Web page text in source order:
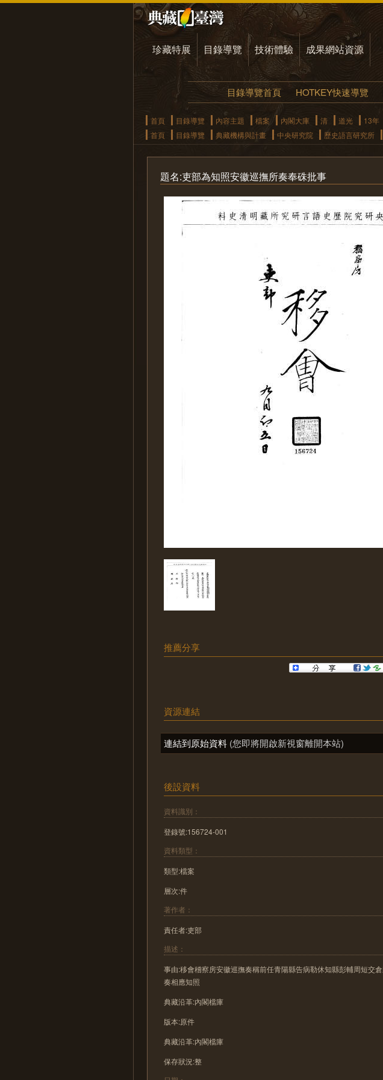
珍藏特展 目錄導覽 技術體驗 成果網站資源
目錄導覽首頁 HOTKEY快速導覽
首頁 目錄導覽 內容主題 檔案 內閣大庫 清 道光 13年
首頁
目錄導覽 典藏機構與計畫 中央研究院 歷史語言研究所
題名:吏部為知照安徽巡撫所奏奉硃批事
推薦分享
資源連結
連結到原始資料 (您即將開啟新視窗離開本站)
後設資料
資料識別：
登錄號:156724-001
資料類型：
類型:檔案
層次:件
著作者：
責任者:吏部
描述：
事由:移會稽察房安徽巡撫奏稱前任青陽縣告病勒休知縣彭輔周短交
奏相應知照
典藏沿革:內閣檔庫
版本:原件
典藏沿革:內閣檔庫
保存狀況:整